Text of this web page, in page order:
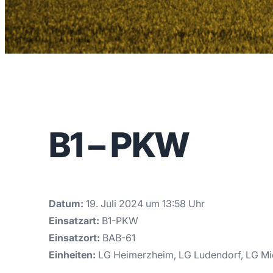
B1 – PKW
Datum: 19. Juli 2024 um 13:58 Uhr
Einsatzart: B1-PKW
Einsatzort: BAB-61
Einheiten: LG Heimerzheim, LG Ludendorf, LG